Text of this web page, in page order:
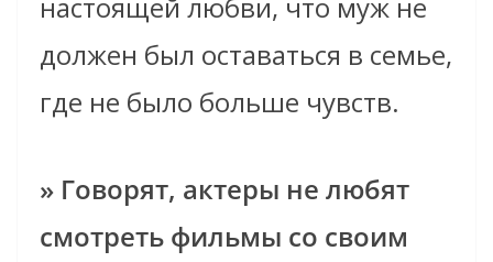
должен был оставаться в семье,
где не было больше чувств.
» Говорят, актеры не любят
смотреть фильмы со своим